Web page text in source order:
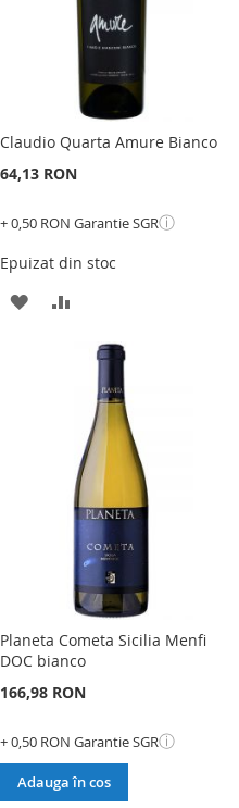
Claudio Quarta Amure Bianco
64,13 RON
+ 0,50 RON Garantie SGRⓘ
Epuizat din stoc
ADAUGATI
DORINTE
COMPARARE
Planeta Cometa Sicilia Menfi
DOC bianco
166,98 RON
+ 0,50 RON Garantie SGRⓘ
Adauga în cos